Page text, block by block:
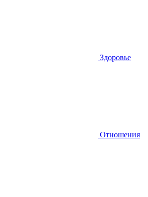
Здоровье
Отношения